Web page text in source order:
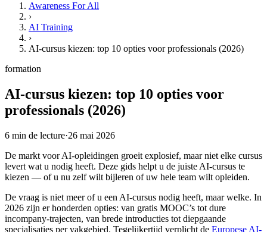
Awareness For All
›
AI Training
›
AI-cursus kiezen: top 10 opties voor professionals (2026)
formation
AI-cursus kiezen: top 10 opties voor
professionals (2026)
6 min de lecture·26 mai 2026
De markt voor AI-opleidingen groeit explosief, maar niet elke cursus
levert wat u nodig heeft. Deze gids helpt u de juiste AI-cursus te
kiezen — of u nu zelf wilt bijleren of uw hele team wilt opleiden.
De vraag is niet meer of u een AI-cursus nodig heeft, maar welke. In
2026 zijn er honderden opties: van gratis MOOC’s tot dure
incompany-trajecten, van brede introducties tot diepgaande
specialisaties per vakgebied. Tegelijkertijd verplicht de Europese AI-